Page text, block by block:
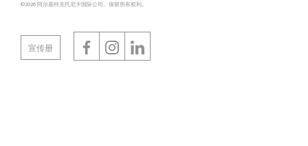
©2026 阿尔基特克托尼卡国际公司。保留所有权利。
宣传册